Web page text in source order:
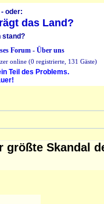
oder:
das Land?
stand?
Forum- Über uns
online (0 registrierte, 131 Gäste)
Teil des Problems.
größte Skandal